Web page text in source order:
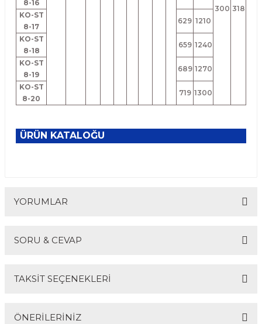
300 318
8-16
KO-ST
8-17
629 1210
KO-ST
8-18
659 1240
KO-ST
8-19
689 1270
KO-ST
8-20
719 1300
ÜRÜN KATALOĞU
YORUMLAR
SORU & CEVAP
TAKSİT SEÇENEKLERİ
ÖNERİLERİNİZ